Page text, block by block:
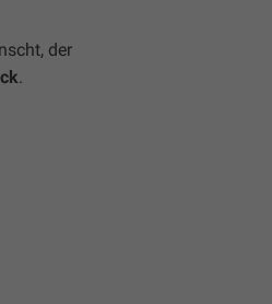
der
.